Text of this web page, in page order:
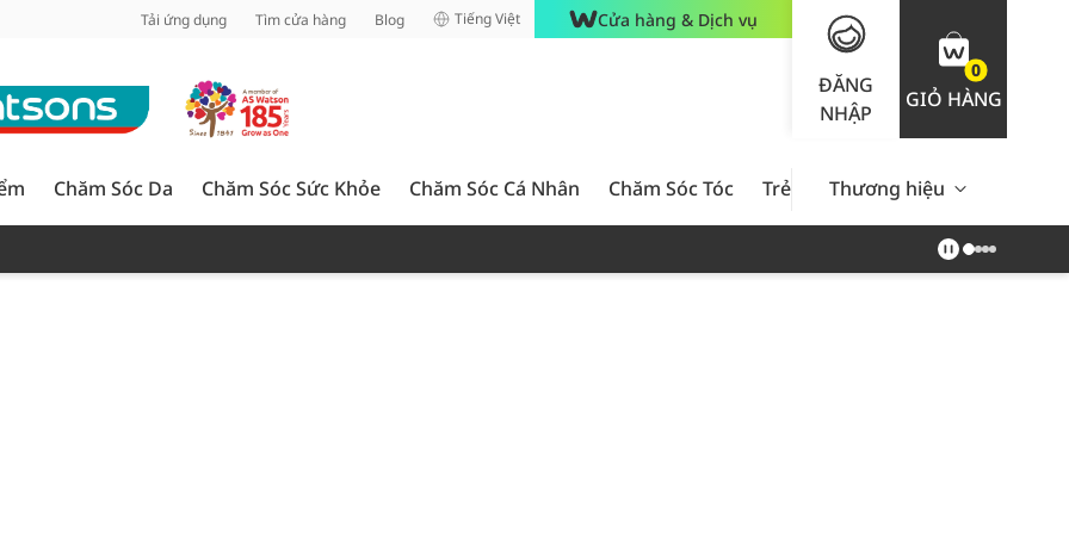
Tải ứng dụng Tìm cửa hàng Blog Tiếng Việt Cửa hàng & Dịch vụ
ĐĂNG
NHẬP
0
GIỎ HÀNG
Chăm Sóc Da Chăm Sóc Sức Khỏe Chăm Sóc Cá Nhân Chăm Sóc Tóc Trẻ Em Nam Giới Chăm Sóc
Thương hiệu